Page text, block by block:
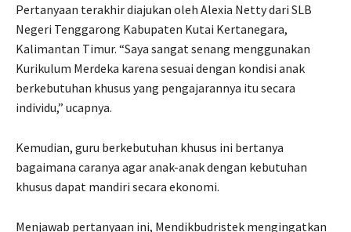
Pertanyaan terakhir diajukan oleh Alexia Netty dari SLB
Negeri Tenggarong Kabupaten Kutai Kertanegara,
Kalimantan Timur. “Saya sangat senang menggunakan
Kurikulum Merdeka karena sesuai dengan kondisi anak
berkebutuhan khusus yang pengajarannya itu secara
individu,” ucapnya.
Kemudian, guru berkebutuhan khusus ini bertanya
bagaimana caranya agar anak-anak dengan kebutuhan
khusus dapat mandiri secara ekonomi.
Menjawab pertanyaan ini, Mendikbudristek mengingatkan